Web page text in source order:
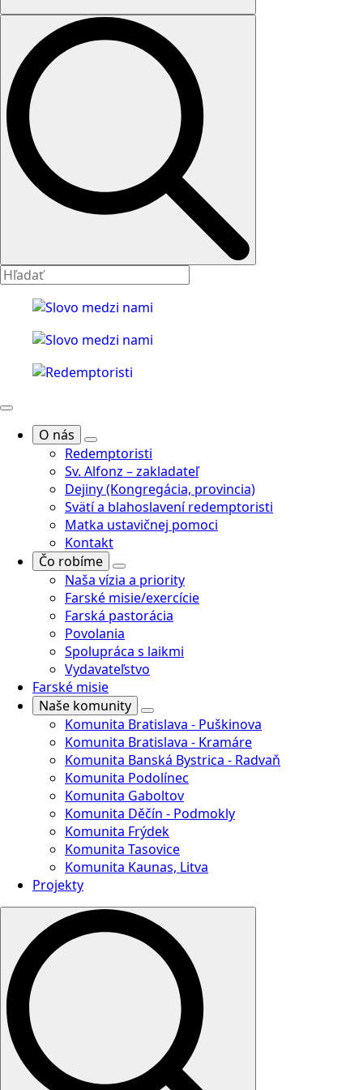
O nás
Redemptoristi
Sv. Alfonz – zakladateľ
Dejiny (Kongregácia, provincia)
Svätí a blahoslavení redemptoristi
Matka ustavičnej pomoci
Kontakt
Čo robíme
Naša vízia a priority
Farské misie/exercície
Farská pastorácia
Povolania
Spolupráca s laikmi
Vydavateľstvo
Farské misie
Naše komunity
Komunita Bratislava - Puškinova
Komunita Bratislava - Kramáre
Komunita Banská Bystrica - Radvaň
Komunita Podolínec
Komunita Gaboltov
Komunita Děčín - Podmokly
Komunita Frýdek
Komunita Tasovice
Komunita Kaunas, Litva
Projekty